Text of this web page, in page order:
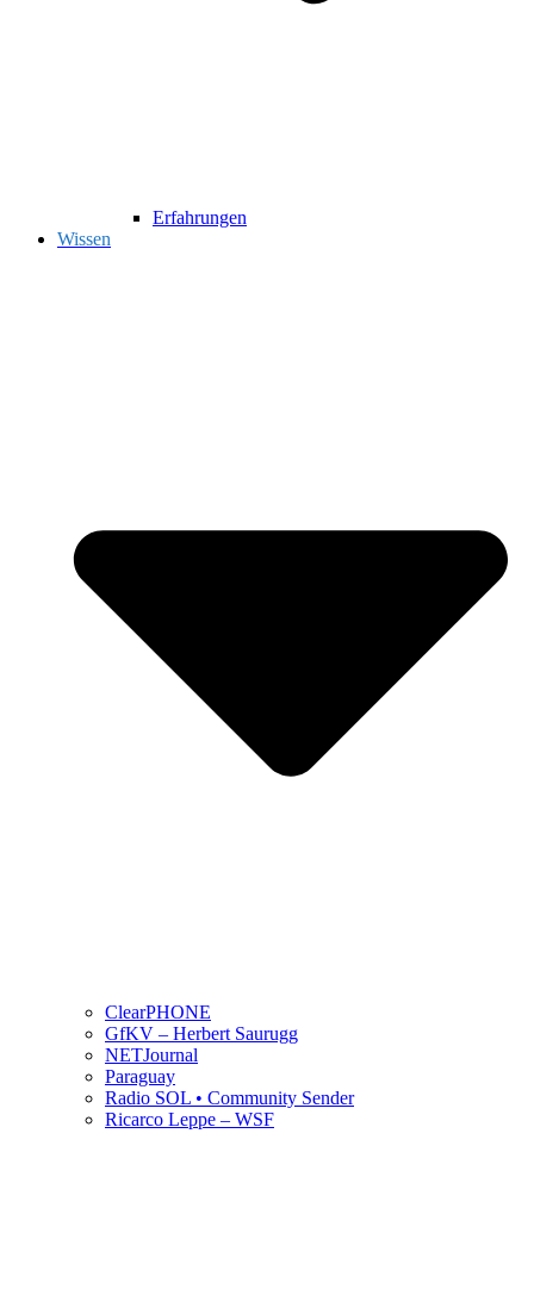
Erfahrungen
Wissen
ClearPHONE
GfKV – Herbert Saurugg
NETJournal
Paraguay
Radio SOL • Community Sender
Ricarco Leppe – WSF